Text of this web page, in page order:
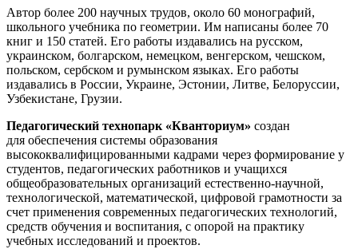
Автор более 200 научных трудов, около 60 монографий,
школьного учебника по геометрии. Им написаны более 70
книг и 150 статей. Его работы издавались на русском,
украинском, болгарском, немецком, венгерском, чешском,
польском, сербском и румынском языках. Его работы
издавались в России, Украине, Эстонии, Литве, Белоруссии,
Узбекистане, Грузии.
Педагогический технопарк «Кванториум» создан
для обеспечения системы образования
высококвалифицированными кадрами через формирование у
студентов, педагогических работников и учащихся
общеобразовательных организаций естественно-научной,
технологической, математической, цифровой грамотности за
счет применения современных педагогических технологий,
средств обучения и воспитания, с опорой на практику
учебных исследований и проектов.